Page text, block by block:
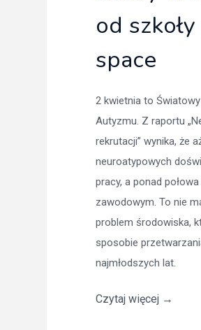
od
space
2 kwietnia to
Autyzmu. Z raportu
rekrutacji” wynika, że
neuroatypowych
pracy, a ponad
zawodowym. To nie
problem środowiska,
sposobie
najmłodszych lat.
Czytaj więcej →